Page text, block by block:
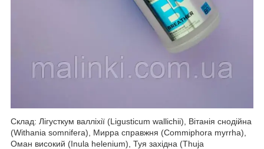
Склад: Лігусткум валліхії (Ligusticum wallichii), Вітанія снодійна
(Withania somnifera), Мирра справжня (Commiphora myrrha),
Оман високий (Inula helenium), Туя західна (Thuja